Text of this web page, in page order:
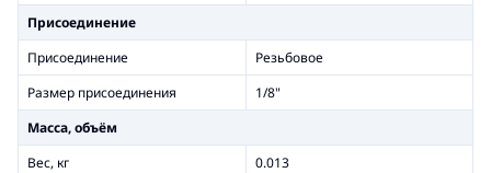
Присоединение
Присоединение
Резьбовое
Размер присоединения
1/8"
Масса, объём
Вес, кг
0.013